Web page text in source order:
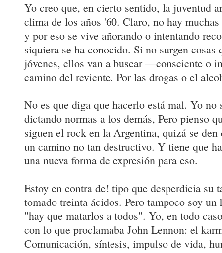
Yo creo que, en cierto sentido, la juventud
clima de los años '60. Claro, no hay muchas
y por eso se vive añorando o intentando
siquiera se ha conocido. Si no surgen cosas
jóvenes, ellos van a buscar —consciente o
camino del reviente. Por las drogas o el
No es que diga que hacerlo está mal. Yo no
dictando normas a los demás, Pero pienso
siguen el rock en la Argentina, quizá se den
un camino no tan destructivo. Y tiene que
una nueva forma de expresión para eso.
Estoy en contra de! tipo que desperdicia su
tomado treinta ácidos. Pero tampoco soy
"hay que matarlos a todos". Yo, en todo
con lo que proclamaba John Lennon: el
Comunicación, síntesis, impulso de vida,